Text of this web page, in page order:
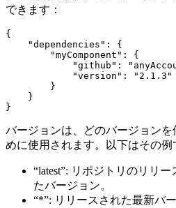
できます：
{
    "dependencies": {
        "myComponent": {
"github":
            "version": "2.1.3"
        }
    }
}
バージョンは、どのバージョン
めに使用されます。以下はその例
“latest”: リポジトリのリリー
たバージョン。
“*”: リリースされた最新バー